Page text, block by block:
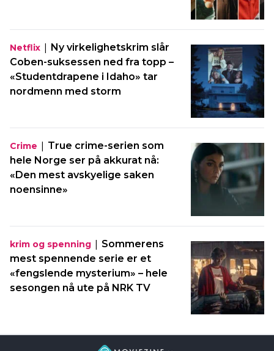
Netflix | Ny virkelighetskrim slår
Coben-suksessen ned fra topp –
«Studentdrapene i Idaho» tar
nordmenn med storm
Crime | True crime-serien som
hele Norge ser på akkurat nå:
«Den mest avskyelige saken
noensinne»
krim og spenning | Sommerens
mest spennende serie er et
«fengslende mysterium» – hele
sesongen nå ute på NRK TV